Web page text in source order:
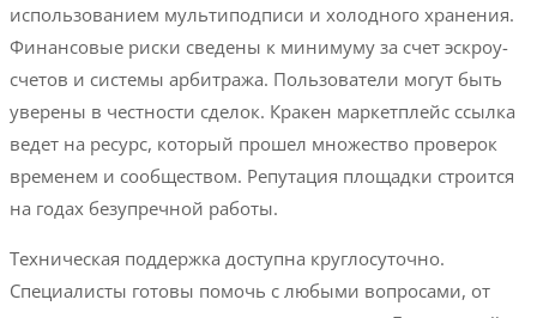
использованием мультиподписи и холодного хранения.
Финансовые риски сведены к минимуму за счет эскроу-
счетов и системы арбитража. Пользователи могут быть
уверены в честности сделок. Кракен маркетплейс ссылка
ведет на ресурс, который прошел множество проверок
временем и сообществом. Репутация площадки строится
на годах безупречной работы.
Техническая поддержка доступна круглосуточно.
Специалисты готовы помочь с любыми вопросами, от